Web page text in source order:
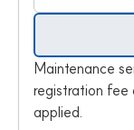
Maintenance
registration fee
applied.